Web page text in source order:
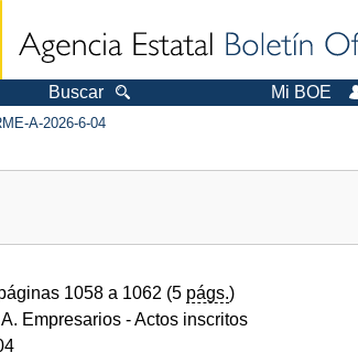
Buscar Mi BOE
A-2026-6-04
1058 a 1062 (5 págs.)
Empresarios - Actos inscritos